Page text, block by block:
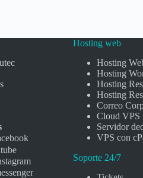
Hosting web
Hosting
Hosting
Hosting
Hosting
Correo
Cloud VPS
Servidor
VPS con
Soporte 24/7